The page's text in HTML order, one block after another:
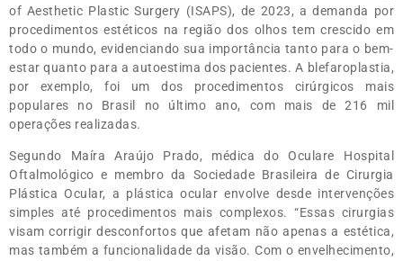
of Aesthetic Plastic Surgery (ISAPS), de 2023, a demanda por
procedimentos estéticos na região dos olhos tem crescido em
todo o mundo, evidenciando sua importância tanto para o bem-
estar quanto para a autoestima dos pacientes. A blefaroplastia,
por exemplo, foi um dos procedimentos cirúrgicos mais
populares no Brasil no último ano, com mais de 216 mil
operações realizadas.
Segundo Maíra Araújo Prado, médica do Oculare Hospital
Oftalmológico e membro da Sociedade Brasileira de Cirurgia
Plástica Ocular, a plástica ocular envolve desde intervenções
simples até procedimentos mais complexos. “Essas cirurgias
visam corrigir desconfortos que afetam não apenas a estética,
mas também a funcionalidade da visão. Com o envelhecimento,